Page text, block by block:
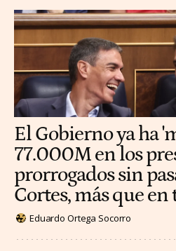
El Gobierno ya ha
77.000M en los
prorrogados sin
Cortes, más que
Eduardo Ortega Socorro